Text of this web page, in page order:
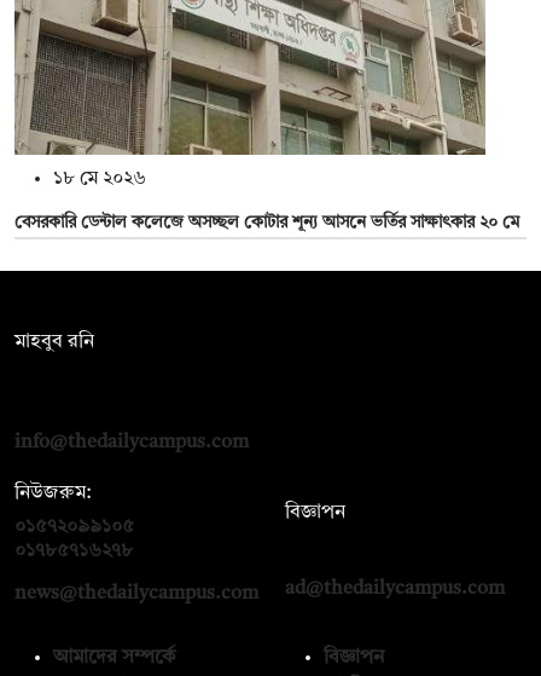
১৮ মে ২০২৬
বেসরকারি ডেন্টাল কলেজে অসচ্ছল কোটার শূন্য আসনে ভর্তির সাক্ষাৎকার ২০ মে
মাহবুব রনি
info@thedailycampus.com
নিউজরুম:
০১৫৭২০৯৯১০৫
০১৭৮৫৭১৬২৭৮
news@thedailycampus.com
বিজ্ঞাপন
ad@thedailycampus.com
আমাদের সম্পর্কে
বিজ্ঞাপন